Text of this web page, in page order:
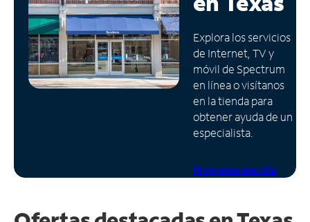
Administrar
cuenta
Encuentra
una
tienda
Explora los servicios
de Internet, TV y
móvil de Spectrum
en línea o visítanos
en la tienda para
obtener ayuda de un
especialista.
Programa una cita